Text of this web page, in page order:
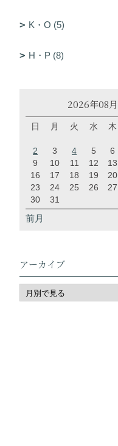
K・O (5)
H・P (8)
2026年08月
日 月 火 水 木
2
3 4 5 6
9
10 11 12 13
16
17 18 19 20
23
24 25 26 27
30
31
前月
アーカイブ